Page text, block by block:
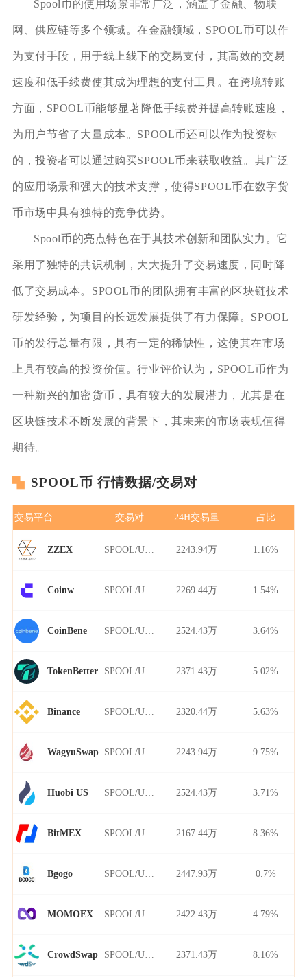
Spool币的使用场景非常广泛，涵盖了金融、物联
网、供应链等多个领域。在金融领域，SPOOL币可以作
为支付手段，用于线上线下的交易支付，其高效的交易
速度和低手续费使其成为理想的支付工具。在跨境转账
方面，SPOOL币能够显著降低手续费并提高转账速度，
为用户节省了大量成本。SPOOL币还可以作为投资标
的，投资者可以通过购买SPOOL币来获取收益。其广泛
的应用场景和强大的技术支撑，使得SPOOL币在数字货
币市场中具有独特的竞争优势。
Spool币的亮点特色在于其技术创新和团队实力。它
采用了独特的共识机制，大大提升了交易速度，同时降
低了交易成本。SPOOL币的团队拥有丰富的区块链技术
研发经验，为项目的长远发展提供了有力保障。SPOOL
币的发行总量有限，具有一定的稀缺性，这使其在市场
上具有较高的投资价值。行业评价认为，SPOOL币作为
一种新兴的加密货币，具有较大的发展潜力，尤其是在
区块链技术不断发展的背景下，其未来的市场表现值得
期待。
SPOOL币 行情数据/交易对
交易平台 交易对 24H交易量 占比
ZZEX 2243.94万 1.16%
Coinw 2269.44万 1.54%
CoinBene 2524.43万 3.64%
TokenBetter 2371.43万 5.02%
Binance 2320.44万 5.63%
WagyuSwap 2243.94万 9.75%
Huobi US 2524.43万 3.71%
BitMEX 2167.44万 8.36%
Bgogo 2447.93万 0.7%
MOMOEX 2422.43万 4.79%
CrowdSwap 2371.43万 8.16%